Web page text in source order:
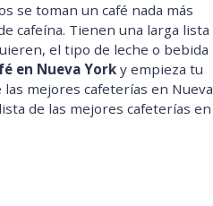
se toman un café nada más
cafeína. Tienen una larga lista
el tipo de leche o bebida
en Nueva Yorky empieza tu
mejores cafeterías en Nueva
de las mejores cafeterías en